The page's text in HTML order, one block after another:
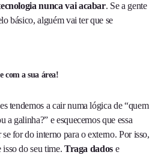
nunca vai acabar. Se a gente
básico, alguém vai ter que se
com a sua área!
tendemos a cair numa lógica de “quem
a galinha?” e esquecemos que essa
for do interno para o externo. Por isso,
do seu time. Traga dados e